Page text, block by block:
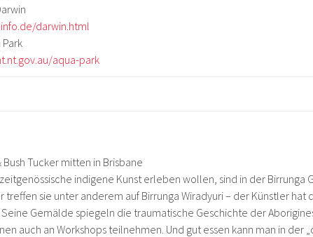
darwin.html
aqua-park
Tucker mitten in Brisbane
indigene Kunst erleben wollen, sind in der Birrunga
treffen sie unter anderem auf Birrunga Wiradyuri – der Künstler hat
Gemälde spiegeln die traumatische Geschichte der
auch an Workshops teilnehmen. Und gut essen kann man in der